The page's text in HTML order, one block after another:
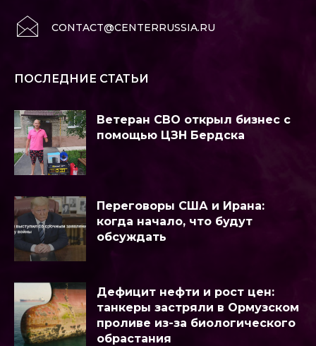
CONTACT@CENTERRUSSIA.RU
ПОСЛЕДНИЕ СТАТЬИ
Ветеран СВО открыл бизнес с
помощью ЦЗН Бердска
Переговоры США и Ирана:
когда начало, что будут
обсуждать
Дефицит нефти и рост цен:
танкеры застряли в Ормузском
проливе из-за биологического
обрастания